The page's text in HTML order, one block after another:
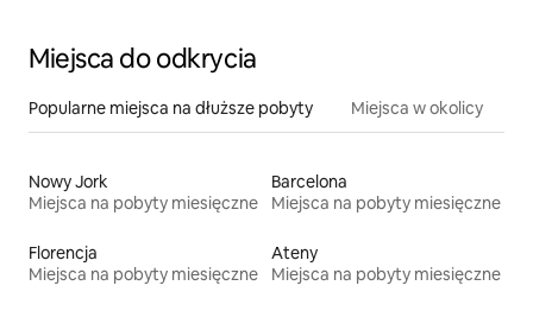
Miejsca do odkrycia
Popularne miejsca na dłuższe pobyty Miejsca w okolicy
Nowy Jork
Miejsca na pobyty miesięczne
Barcelona
Miejsca na pobyty miesięczne
Florencja
Miejsca na pobyty miesięczne
Ateny
Miejsca na pobyty miesięczne